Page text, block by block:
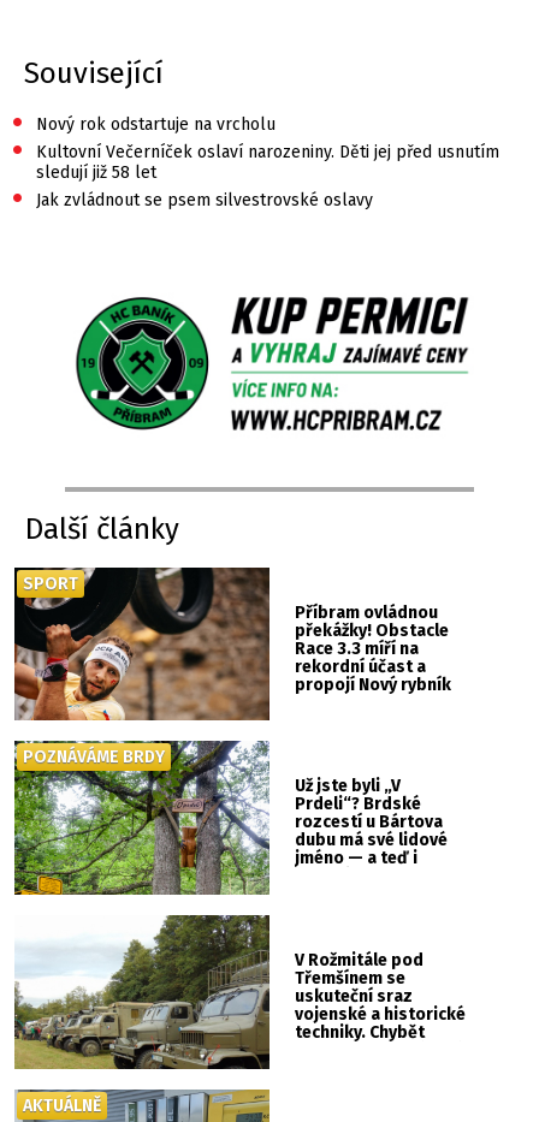
Související
• Nový rok odstartuje na vrcholu
•
Kultovní Večerníček oslaví narozeniny. Děti jej před usnutím
sledují již 58 let
• Jak zvládnout se psem silvestrovské oslavy
Další články
Příbram ovládnou
překážky! Obstacle
Race 3.3 míří na
rekordní účast a
propojí Nový rybník
SPORT
Už jste byli „V
Prdeli“? Brdské
rozcestí u Bártova
dubu má své lidové
jméno — a teď i
POZNÁVÁME BRDY
V Rožmitále pod
Třemšínem se
uskuteční sraz
vojenské a historické
techniky. Chybět
AKTUÁLNĚ